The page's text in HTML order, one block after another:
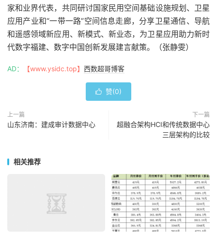
家和业界代表，共同研讨国家民用空间基础设施规划、卫星
应用产业和“一带一路”空间信息走廊，分享卫星通信、导航
和遥感领域新应用、新模式、新业态，为卫星应用助力新时
代数字福建、数字中国创新发展建言献策。（张静雯）
AD： 【www.ysidc.top】 西数超哥博客
 赞(0)
上一篇
山东济南：建成审计数据中心
下一篇
超融合架构HCI和传统数据中心
三层架构的比较
相关推荐